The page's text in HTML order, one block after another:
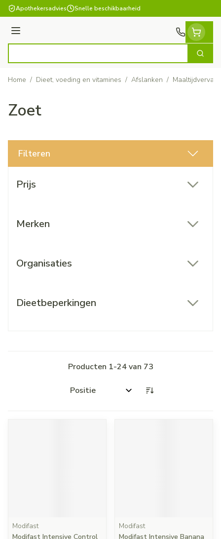
Ga naar de inhoud
Apothekersadvies Snelle beschikbaarheid
Menu
Zoek
Home / Dieet, voeding en vitamines / Afslanken /
Zoet
Filteren
Prijs
Merken
Organisaties
Dieetbeperkingen
Producten 1-24van 73
Sorteer op:
Modifast
Modifast Intensive Control
Modifast
Modifast Intensive Banana